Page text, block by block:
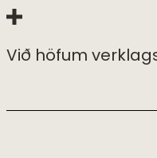
Við höfum